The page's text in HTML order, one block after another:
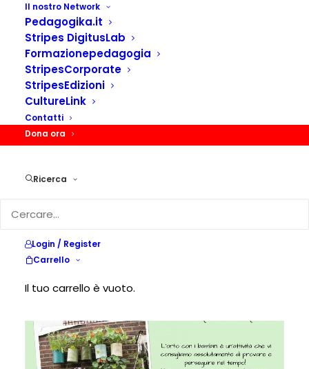
Il nostro Network
Pedagogika.it
Stripes DigitusLab
Formazionepedagogia
StripesCorporate
StripesEdizioni
CultureLink
Contatti
Dona ora
Ricerca
Login / Register
Carrello
Il tuo carrello è vuoto.
IDEE